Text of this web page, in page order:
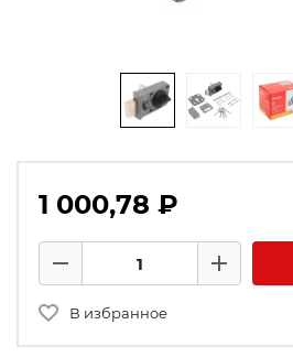
1 000,78 ₽
Минус
Плюс
В избранное